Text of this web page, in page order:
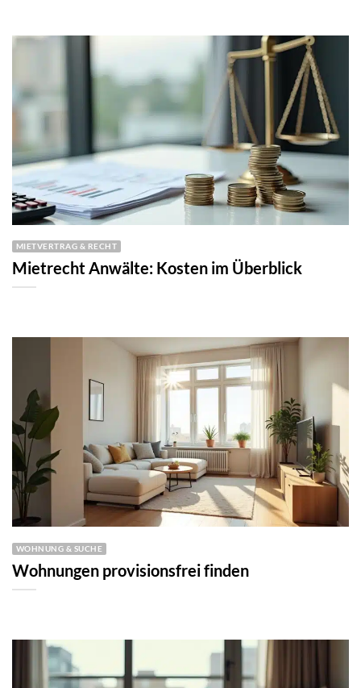
MIETVERTRAG & RECHT
Mietrecht Anwälte: Kosten im Überblick
WOHNUNG & SUCHE
Wohnungen provisionsfrei finden